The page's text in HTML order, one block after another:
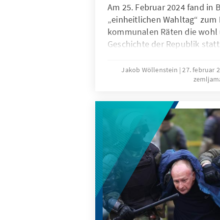
Am 25. Februar 2024 fand in
„einheitlichen Wahltag“
kommunalen Räten die
Geschichte der Republik
den Wahlkommissionen
Prozess ein, den die
durch ein massives Aufgebot
Repressionsapparats soll
neuen Supergremium das
werden, um seine autoritäre
persönliche Macht zu
nach den friedlichen pro-
Massenprotesten von 2020 –
allem eine Bedrohung. Für
Vorabend des „Wahltags“
demokratischen Kräfte.
Jakob Wöllenstein 27. februar